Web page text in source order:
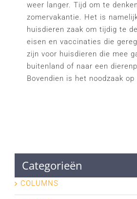
weer langer. Tijd om te
zomervakantie. Het is
huisdieren zaak om tijdig te
eisen en vaccinaties die
zijn voor huisdieren die mee
buitenland of naar een
Bovendien is het noodzaak op
Categorieën
COLUMNS